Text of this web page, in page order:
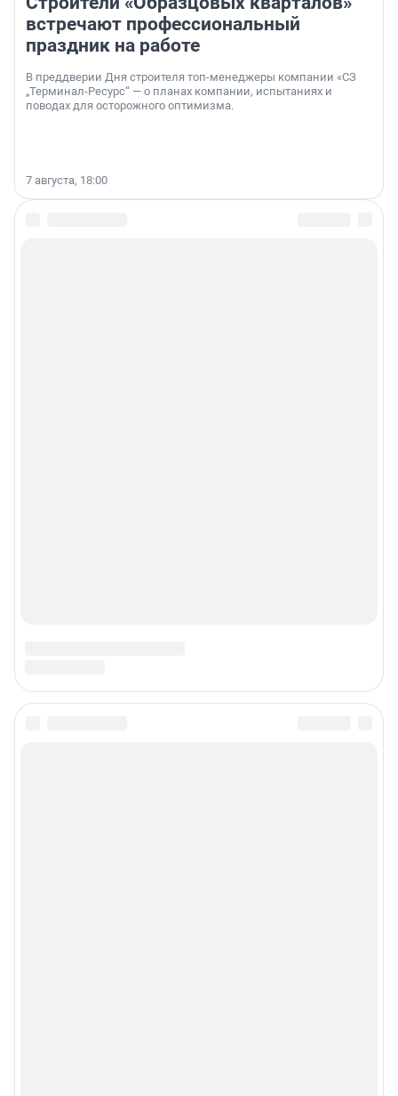
встречают профессиональный
праздник на работе
В преддверии Дня строителя топ-менеджеры компании «СЗ
„Терминал-Ресурс“ — о планах компании, испытаниях и
поводах для осторожного оптимизма.
7 августа, 18:00